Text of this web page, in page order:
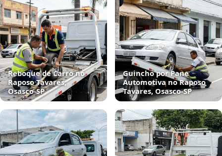
Reboque de Carro no
Raposo Tavares,
Osasco‑SP
Guincho por Pane
Automotiva no Raposo
Tavares, Osasco‑SP